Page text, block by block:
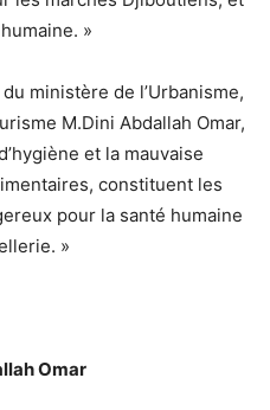
»
ministère de l’Urbanisme,
M.Dini Abdallah Omar,
et la mauvaise
constituent les
pour la santé humaine
»
Omar